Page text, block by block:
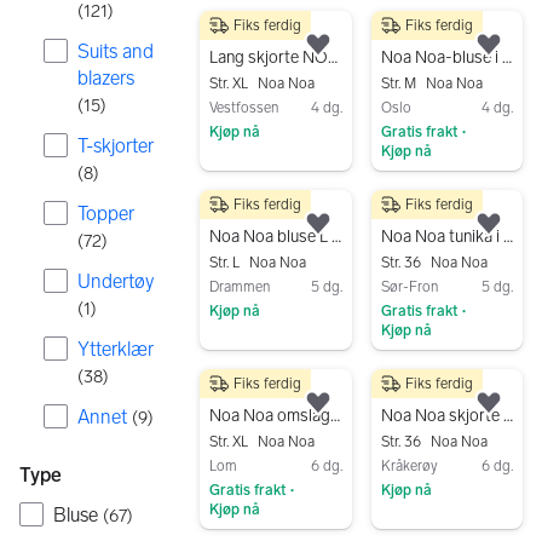
(121)
Suits and
blazers
(15)
T-skjorter
(8)
Topper
(72)
Undertøy
(1)
Ytterklær
(38)
Annet (9)
Type
Bluse (67)
240 kr
Lang skjorte NOA NOA , str.XL , 240kr.
Str. XL
Noa Noa
Vestfossen
4 dg.
Kjøp nå
Fiks ferdig
Legg til som favoritt.
Gå til annonsen
350 kr
Noa Noa-bluse i viskose&bomull
Str. M
Noa Noa
Oslo
4 dg.
Gratis frakt •
Kjøp nå
Fiks ferdig
250 kr
Noa Noa bluse L grønn bomull
Str. L
Noa Noa
Drammen
5 dg.
Kjøp nå
Fiks ferdig
Legg til som favoritt.
Gå til annonsen
200 kr
Noa Noa tunika i str 36 // essential by Noa Noa 100 % bomull
Str. 36
Noa Noa
Sør-Fron
5 dg.
Gratis frakt •
Kjøp nå
Fiks ferdig
400 kr
Noa Noa omslagsjakke bluse lys rosa-gul /nude /fersken XL
Str. XL
Noa Noa
Lom
6 dg.
Gratis frakt •
Kjøp nå
Fiks ferdig
Legg til som favoritt.
200 kr
Noa Noa skjorte i lin str. 32-34
Str. 36
Noa Noa
Kråkerøy
6 dg.
Kjøp nå
Fiks ferdig
Gå til annonsen